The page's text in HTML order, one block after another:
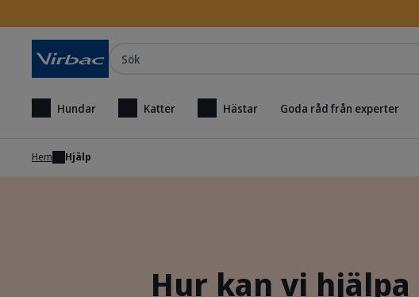
Hundar Katter Hästar Goda råd från experter
Hem Hjälp
Hur kan vi